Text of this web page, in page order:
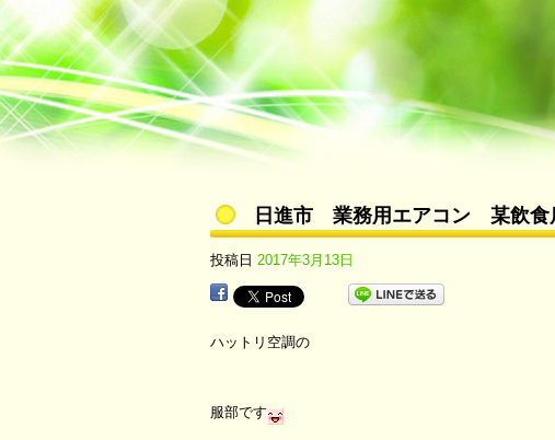
日進市 業務用エアコン 某飲食
投稿日 2017年3月13日
ハットリ空調の
服部です